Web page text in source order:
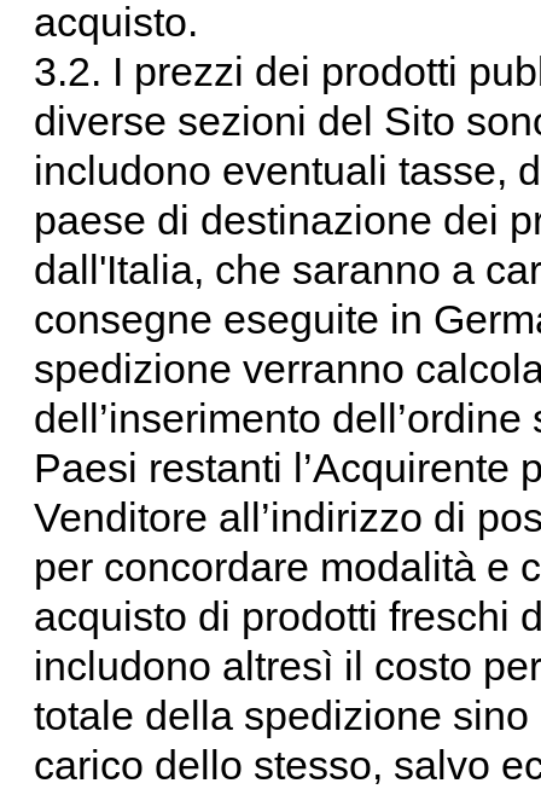
acquisto.
3.2. I prezzi dei prodotti
diverse sezioni del Sito
includono eventuali tasse,
paese di destinazione dei
dall'Italia, che saranno a
consegne eseguite in
spedizione verranno
dell’inserimento
Paesi restanti l’Acquirente
Venditore all’indirizzo di
per concordare modalità e
acquisto di prodotti freschi
includono altresì il costo
totale della spedizione
carico dello stesso, salvo